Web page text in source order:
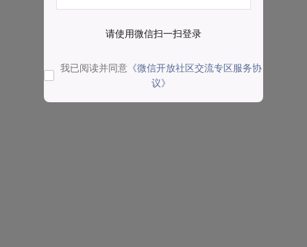
请使用微信扫一扫登录
我已阅读并同意 《微信开放社区交流专区服务协
议》